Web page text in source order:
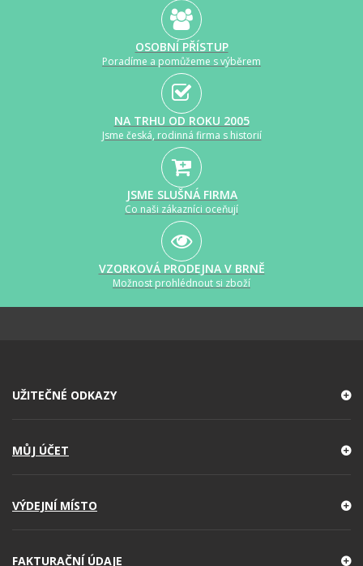
OSOBNÍ PŘÍSTUP
Poradíme a pomůžeme s výběrem
NA TRHU OD ROKU 2005
Jsme česká, rodinná firma s historií
JSME SLUŠNÁ FIRMA
Co naši zákazníci oceňují
VZORKOVÁ PRODEJNA V BRNĚ
Možnost prohlédnout si zboží
UŽITEČNÉ ODKAZY
MŮJ ÚČET
VÝDEJNÍ MÍSTO
FAKTURAČNÍ ÚDAJE